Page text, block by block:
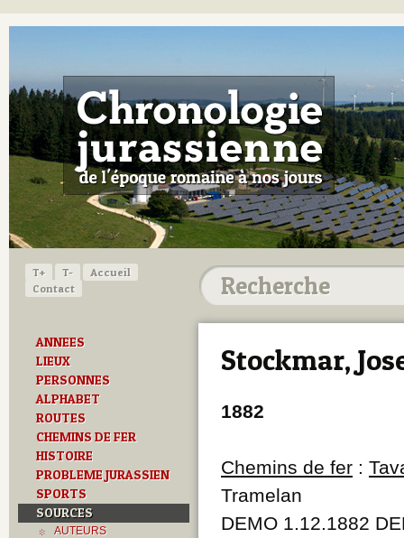
T+ T-
Accueil
Contact
ANNEES
LIEUX
PERSONNES
ALPHABET
ROUTES
CHEMINS DE FER
HISTOIRE
PROBLEME JURASSIEN
SPORTS
SOURCES
AUTEURS
Stockmar,
1882
Chemins de fer :
Tramelan
DEMO 1.12.1882